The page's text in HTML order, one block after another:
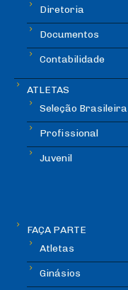
Diretoria
Documentos
Contabilidade
ATLETAS
Seleção Brasileira
Profissional
Juvenil
FAÇA PARTE
Atletas
Ginásios